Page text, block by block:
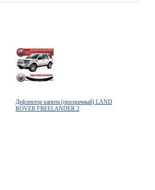
Дефлектор капота (прозрачный) LAND
ROVER FREELANDER 2